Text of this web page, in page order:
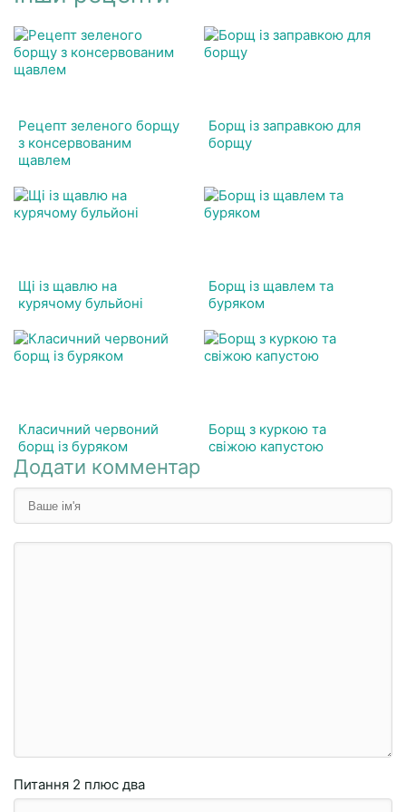
Рецепт зеленого борщу
з консервованим
щавлем
Борщ із заправкою для
борщу
Щі із щавлю на
курячому бульйоні
Борщ із щавлем та
буряком
Класичний червоний
борщ із буряком
Борщ з куркою та
свіжою капустою
Додати комментар
Питання 2 плюc двa